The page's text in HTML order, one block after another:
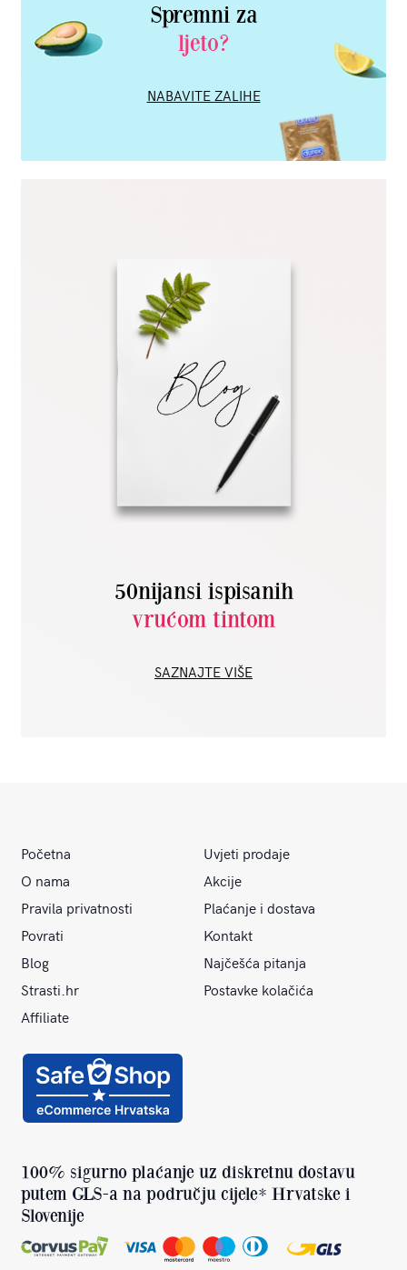
Spremni za
ljeto?
NABAVITE ZALIHE
50nijansi ispisanih
vrućom tintom
SAZNAJTE VIŠE
Početna
Uvjeti prodaje
O nama
Akcije
Pravila privatnosti
Plaćanje i dostava
Povrati
Kontakt
Blog
Najčešća pitanja
Strasti.hr
Postavke kolačića
Affiliate
100% sigurno plaćanje uz diskretnu dostavu
putem GLS-a na području cijele* Hrvatske i
Slovenije